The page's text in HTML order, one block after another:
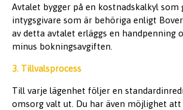
Avtalet bygger på en kostnadskalkyl som
intygsgivare som är behöriga enligt
av detta avtalet erläggs en handpenning
minus bokningsavgiften.
3. Tillvalsprocess
Till varje lägenhet följer en
omsorg valt ut. Du har även möjlighet